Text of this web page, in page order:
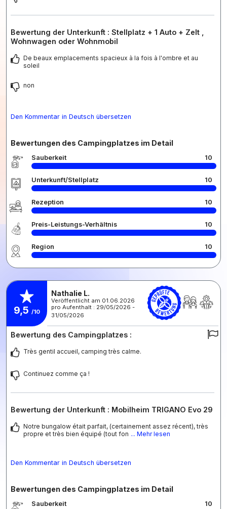
Bewertung der Unterkunft : Stellplatz + 1 Auto + Zelt ,
Wohnwagen oder Wohnmobil
De beaux emplacements spacieux à la fois à l'ombre et au
soleil
non
Den Kommentar in Deutsch übersetzen
Bewertungen des Campingplatzes im Detail
Sauberkeit 10
Unterkunft/Stellplatz 10
Rezeption 10
Preis-Leistungs-Verhältnis 10
Region 10
9,5 /10
Nathalie L.
Veröffentlicht am 01.06.2026
pro Aufenthalt : 29/05/2026 -
31/05/2026
Bewertung des Campingplatzes :
Très gentil accueil, camping très calme.
Continuez comme ça !
Bewertung der Unterkunft : Mobilheim TRIGANO Evo 29
Notre bungalow était parfait, (certainement assez récent), très
propre et très bien équipé (tout fon ... Mehr lesen
Den Kommentar in Deutsch übersetzen
Bewertungen des Campingplatzes im Detail
Sauberkeit 10